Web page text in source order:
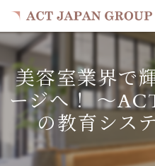
美容室業界で
ージへ！ ～
の教育シス